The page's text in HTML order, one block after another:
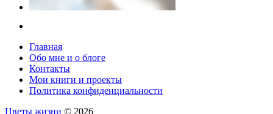
Главная
Обо мне и о блоге
Контакты
Мои книги и проекты
Политика конфиденциальности
Цветы жизни © 2026